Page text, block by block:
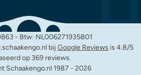
- Btw: NL006271935B01
bij Google Reviews is 4.8/5
op 369 reviews.
Schaakengo.nl 1987 - 2026